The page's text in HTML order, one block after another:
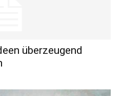
überzeugend